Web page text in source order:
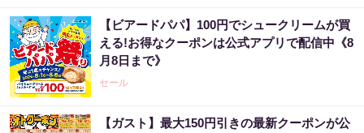
【ビアードパパ】100円でシュークリームが買
える!お得なクーポンは公式アプリで配信中《8
月8日まで》
セール
【ガスト】最大150円引きの最新クーポンが公